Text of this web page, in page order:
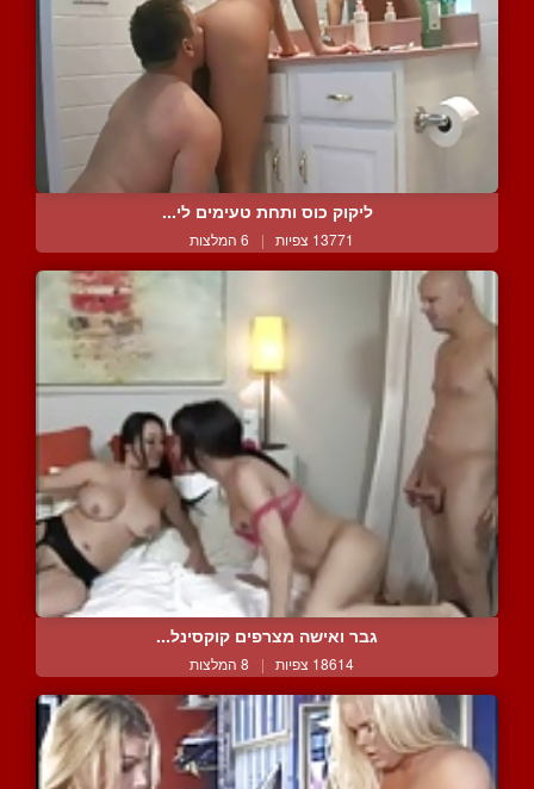
ליקוק כוס ותחת טעימים לי...
13771 צפיות | 6 המלצות
גבר ואישה מצרפים קוקסינל...
18614 צפיות | 8 המלצות